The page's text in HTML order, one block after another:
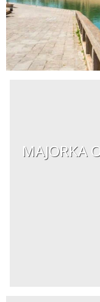
MAJORKA